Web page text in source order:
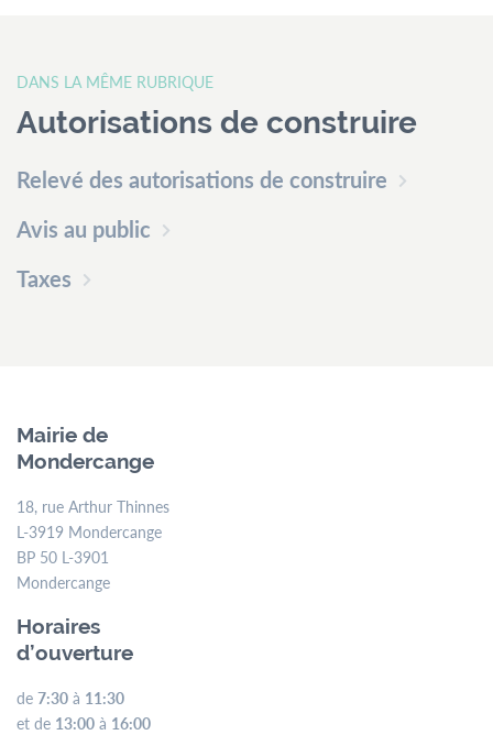
DANS LA MÊME RUBRIQUE
Autorisations de construire
Relevé des autorisations de construire
Avis au public
Taxes
Mairie de
Mondercange
18, rue Arthur Thinnes
L-3919 Mondercange
BP 50 L-3901
Mondercange
Horaires
d’ouverture
de 7:30 à 11:30
et de 13:00 à 16:00